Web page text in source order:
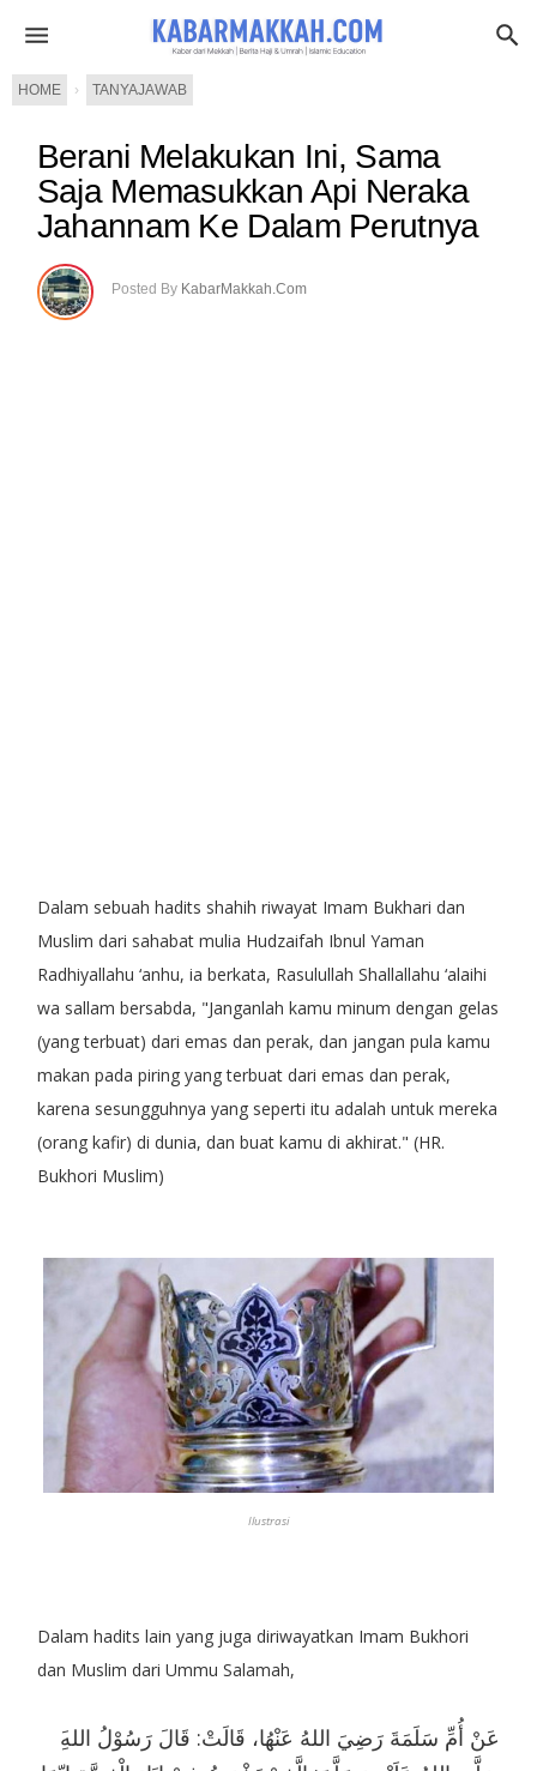
HOME › TANYAJAWAB
Berani Melakukan Ini, Sama
Saja Memasukkan Api Neraka
Jahannam Ke Dalam Perutnya
Posted By KabarMakkah.Com
Dalam sebuah hadits shahih riwayat Imam Bukhari dan
Muslim dari sahabat mulia Hudzaifah Ibnul Yaman
Radhiyallahu ‘anhu, ia berkata, Rasulullah Shallallahu ‘alaihi
wa sallam bersabda, "Janganlah kamu minum dengan gelas
(yang terbuat) dari emas dan perak, dan jangan pula kamu
makan pada piring yang terbuat dari emas dan perak,
karena sesungguhnya yang seperti itu adalah untuk mereka
(orang kafir) di dunia, dan buat kamu di akhirat." (HR.
Bukhori Muslim)
Ilustrasi
Dalam hadits lain yang juga diriwayatkan Imam Bukhori
dan Muslim dari Ummu Salamah,